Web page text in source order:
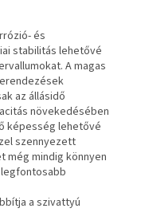
és
stabilitás lehetővé
A magas
az állásidő
növekedésében
képesség lehetővé
szennyezett
még mindig könnyen
a szivattyú